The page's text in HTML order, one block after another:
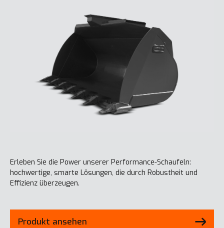
Erleben Sie die Power unserer Performance-Schaufeln:
hochwertige, smarte Lösungen, die durch Robustheit und
Effizienz überzeugen.
Produkt ansehen